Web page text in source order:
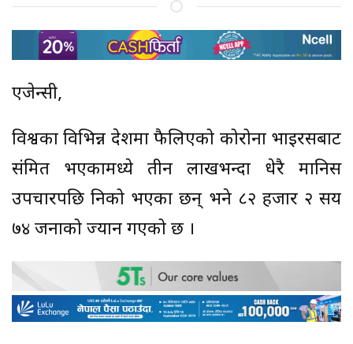
एजेन्सी,
विश्वका विभिन्न देशमा फैलिएको कोरोना भाइरसबाट
संक्रमित भएकामध्ये तीन लाखभन्दा धेरै मानिस
उपचारपछि निको भएका छन् भने ८२ हजार २ सय
७४ जनाको ज्यान गएको छ ।